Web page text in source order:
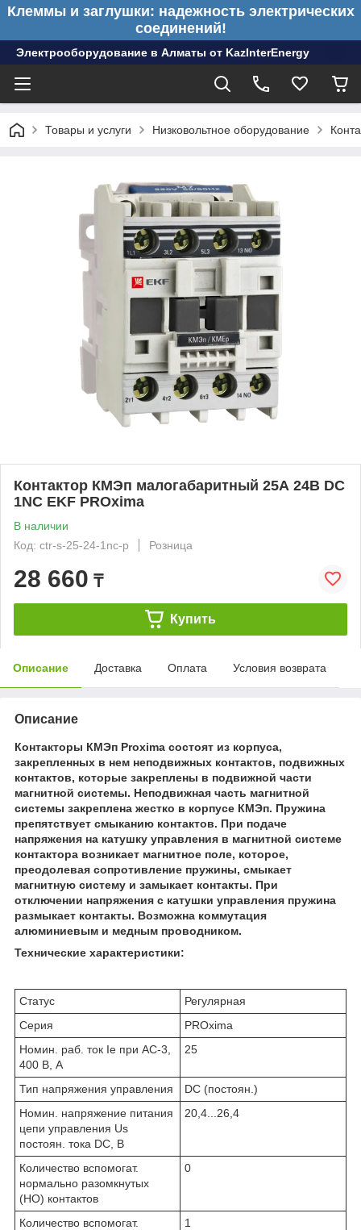
Клеммы и заглушки: надежность электрических
соединений!
Электрооборудование в Алматы от KazInterEnergy
Товары и услуги Низковольтное оборудование
Контактор КМЭп малогабаритный 25А 24В DC
1NC EKF PROxima
В наличии
Код: ctr-s-25-24-1nc-p
Розница
28 660 ₸
Купить
Описание Доставка Оплата Условия возврата
Описание
Контакторы КМЭп Proxima состоят из корпуса,
закрепленных в нем неподвижных контактов, подвижных
контактов, которые закреплены в подвижной части
магнитной системы. Неподвижная часть магнитной
системы закреплена жестко в корпусе КМЭп. Пружина
препятствует смыканию контактов. При подаче
напряжения на катушку управления в магнитной системе
контактора возникает магнитное поле, которое,
преодолевая сопротивление пружины, смыкает
магнитную систему и замыкает контакты. При
отключении напряжения с катушки управления пружина
размыкает контакты. Возможна коммутация
алюминиевым и медным проводником.
Технические характеристики:
Статус
Регулярная
Серия
PROxima
Номин. раб. ток Ie при AC-3,
400 В, А
25
Тип напряжения управления
DC (постоян.)
Номин. напряжение питания
цепи управления Us
постоян. тока DC, В
20,4...26,4
Количество вспомогат.
нормально разомкнутых
(НО) контактов
0
Количество вспомогат.
1